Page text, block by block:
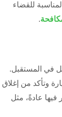
للقضاء
.
في المستقبل.
وتأكد من إغلاق
عادةً، مثل